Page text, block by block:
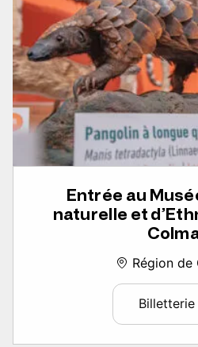
Entrée au
naturelle et
Région de
Billetterie